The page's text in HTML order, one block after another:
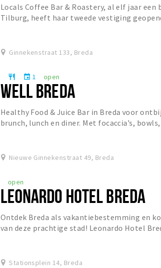
Locals Coffee Bar & Roastery, al elf jaar een
Tilburg, heeft haar tweede vestiging
Ginnekenstraat 133, Breda
restaurant event 1 open
WELL BREDA
Healthy Food & Juice Bar in Breda voor
brunch, lunch en diner. Met focaccia’s,
Nieuwe Ginnekenstraat 49, Breda
open
LEONARDO HOTEL BREDA
Ontdek Breda als vakantiebestemming en
van deze prachtige stad! Leonardo Hotel
Stationsplein 14, Breda